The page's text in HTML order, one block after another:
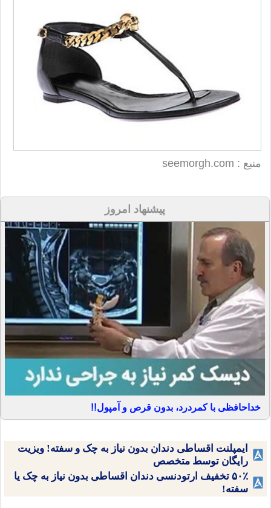
منبع : seemorgh.com
پیشنهاد امروز
خداحافظی با کمردرد، بدون قرص و آمپول!!
ایمپلنت اقساطی دندان بدون نیاز به چک و سفته! ویزیت
رایگان توسط متخصص
۵۰٪ تخفیف ارتودنسی دندان اقساطی بدون نیاز به چک یا
سفته!